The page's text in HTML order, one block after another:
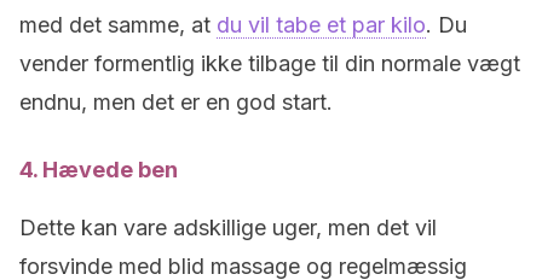
med det samme, at du vil tabe et par kilo. Du
vender formentlig ikke tilbage til din normale vægt
endnu, men det er en god start.
4. Hævede ben
Dette kan vare adskillige uger, men det vil
forsvinde med blid massage og regelmæssig